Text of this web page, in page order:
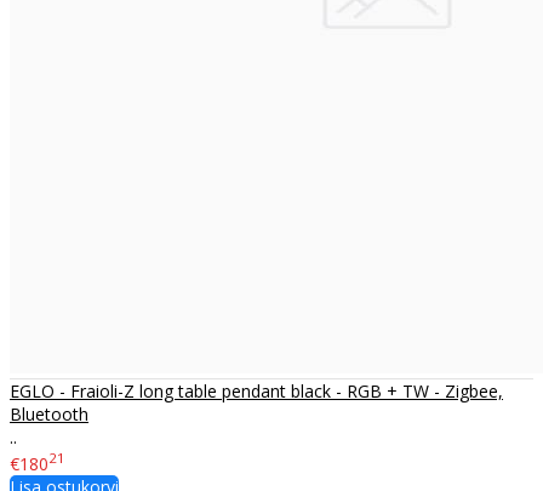
EGLO - Fraioli-Z long table pendant black - RGB + TW - Zigbee,
Bluetooth
..
€18021